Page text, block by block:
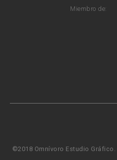
Miembro de:
©2018 Omnívoro Estudio Gráfico.